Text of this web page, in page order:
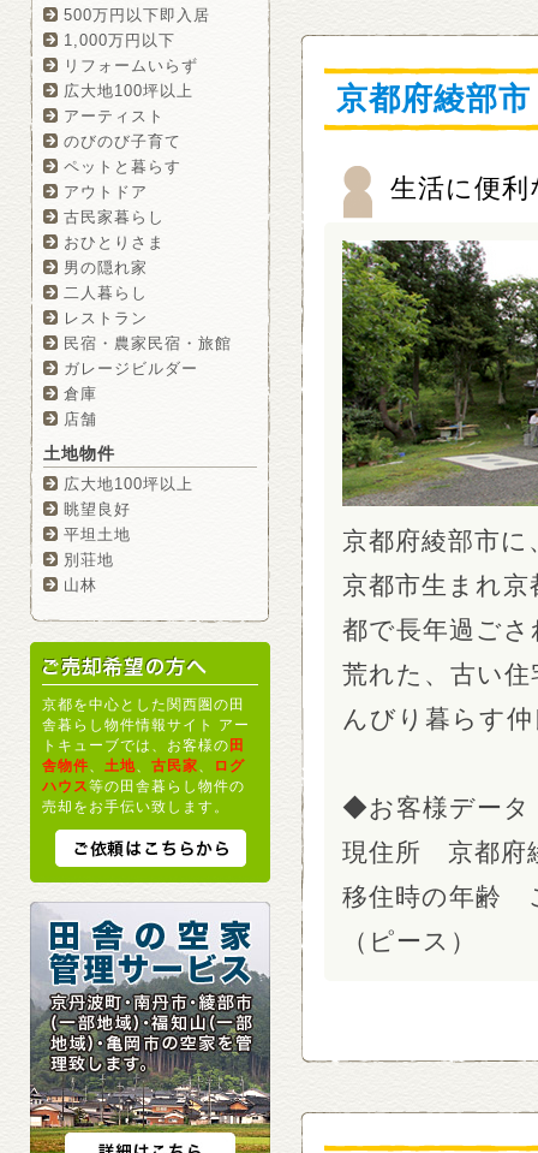
京都府綾部
生活に便
京都府綾部市
京都市生まれ
都で長年過ご
荒れた、古い
んびり暮らす
◆お客様データ
現住所 京都
移住時の年齢
（ピース）
500万円以下即入居
1,000万円以下
リフォームいらず
広大地100坪以上
アーティスト
のびのび子育て
ペットと暮らす
アウトドア
古民家暮らし
おひとりさま
男の隠れ家
二人暮らし
レストラン
民宿・農家民宿・旅館
ガレージビルダー
倉庫
店舗
土地物件
広大地100坪以上
眺望良好
平坦土地
別荘地
山林
京都を中心とした関西圏の田
舎暮らし物件情報サイト アー
トキューブでは、お客様の田
舎物件
土地 古民家
ログ
ハウス等の田舎暮らし物件の
売却をお手伝い致します。